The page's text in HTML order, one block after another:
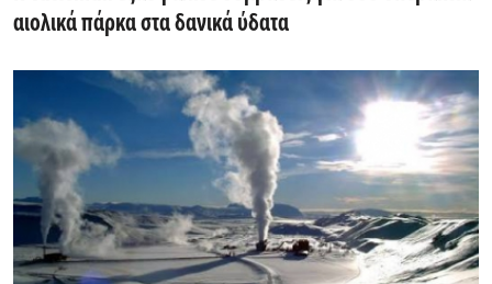
αιολικά πάρκα στα δανικά ύδατα